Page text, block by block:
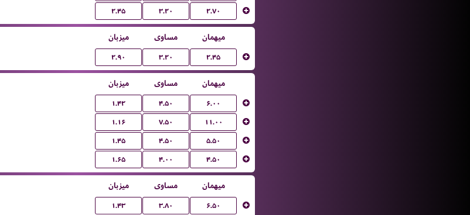
۲.۴۵ ۳.۲۰
۲.۷۰
میزبان مساوی میهمان
۲.۹۰ ۳.۲۰
۲.۴۵
میزبان مساوی میهمان
۱.۴۲ ۴.۵۰ ۶.۰۰
۱.۱۶ ۷.۵۰ ۱۱.۰۰
۱.۴۵ ۴.۵۰ ۵.۵۰
۱.۶۵ ۴.۰۰
۴.۵۰
میزبان مساوی میهمان
۱.۴۳ ۳.۸۰ ۶.۵۰